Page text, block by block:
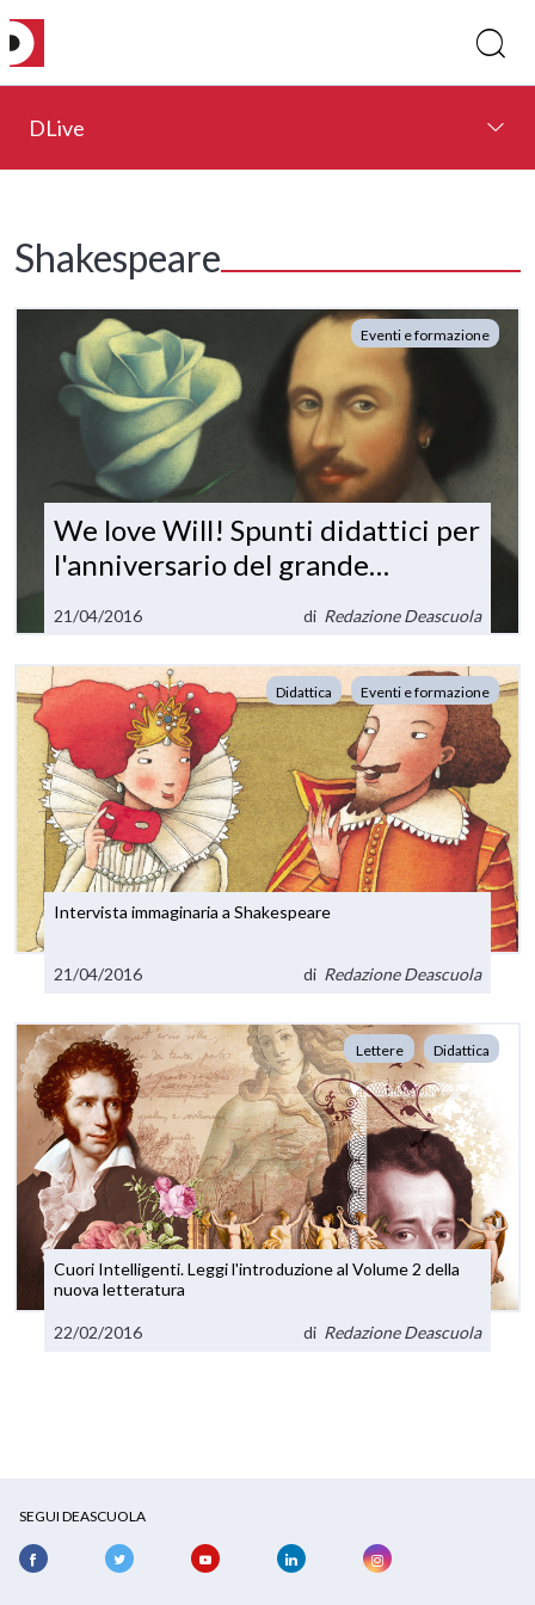
DLive
Shakespeare
Eventi e formazione
We love Will! Spunti didattici per
l'anniversario del grande
21/04/2016 di Redazione Deascuola
Didattica Eventi e formazione
Intervista immaginaria a Shakespeare
21/04/2016 di Redazione Deascuola
Lettere Didattica
Cuori Intelligenti. Leggi l'introduzione al Volume 2 della
nuova letteratura
22/02/2016 di Redazione Deascuola
SEGUI DEASCUOLA